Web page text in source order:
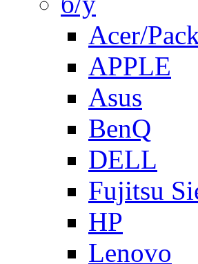
Acer/
APPLE
Asus
BenQ
DELL
Fujitsu
HP
Lenovo